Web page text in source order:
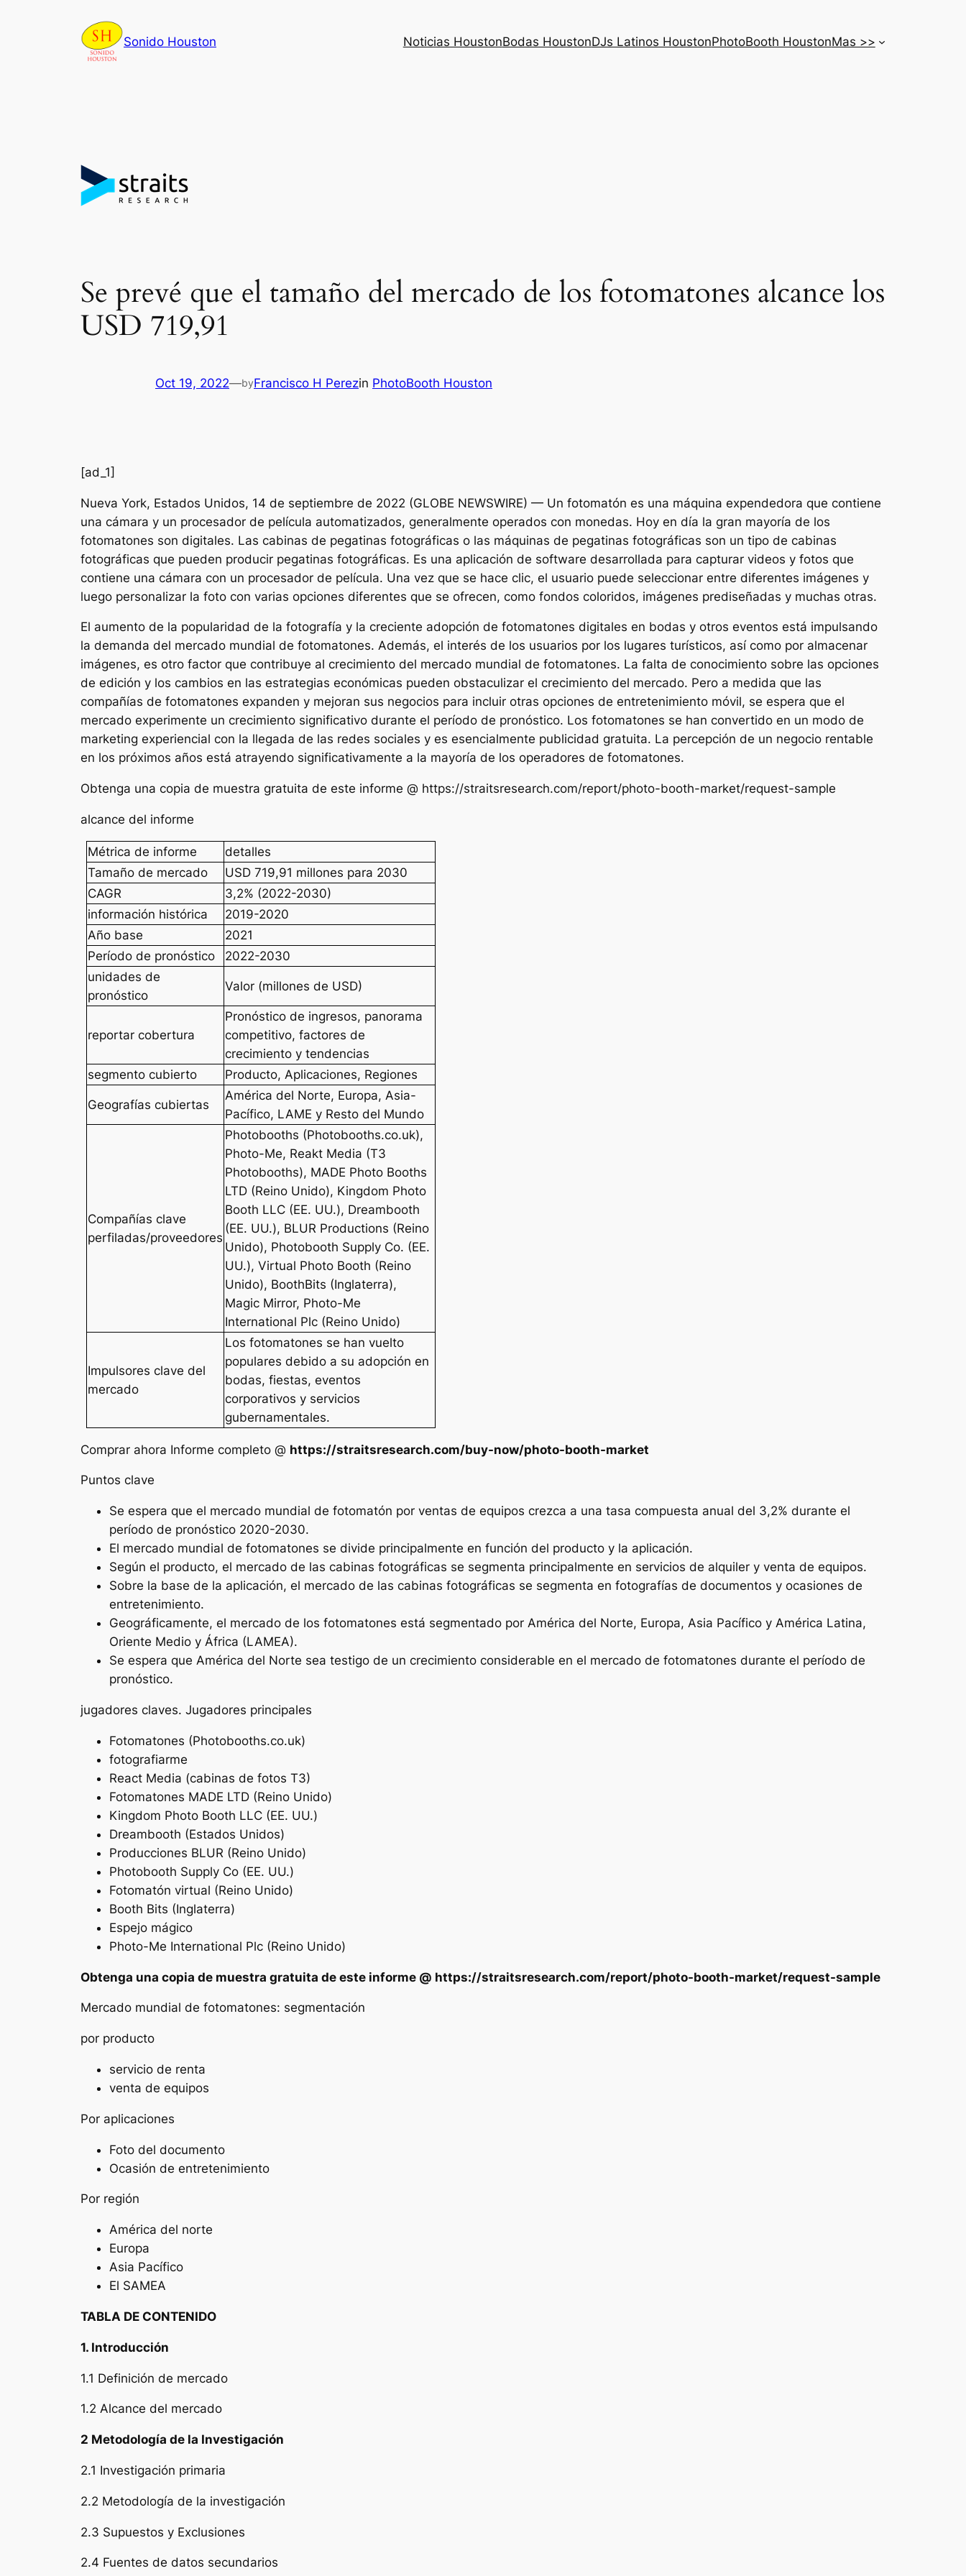
Sonido Houston Noticias HoustonBodas HoustonDJs Latinos HoustonPhotoBooth HoustonMas >>
Se prevé que el tamaño del mercado de los fotomatones alcance los
USD 719,91
Oct 19, 2022—byFrancisco H Perezin PhotoBooth Houston
[ad_1]
Nueva York, Estados Unidos, 14 de septiembre de 2022 (GLOBE NEWSWIRE) — Un fotomatón es una máquina expendedora que contiene
una cámara y un procesador de película automatizados, generalmente operados con monedas. Hoy en día la gran mayoría de los
fotomatones son digitales. Las cabinas de pegatinas fotográficas o las máquinas de pegatinas fotográficas son un tipo de cabinas
fotográficas que pueden producir pegatinas fotográficas. Es una aplicación de software desarrollada para capturar videos y fotos que
contiene una cámara con un procesador de película. Una vez que se hace clic, el usuario puede seleccionar entre diferentes imágenes y
luego personalizar la foto con varias opciones diferentes que se ofrecen, como fondos coloridos, imágenes prediseñadas y muchas otras.
El aumento de la popularidad de la fotografía y la creciente adopción de fotomatones digitales en bodas y otros eventos está impulsando
la demanda del mercado mundial de fotomatones. Además, el interés de los usuarios por los lugares turísticos, así como por almacenar
imágenes, es otro factor que contribuye al crecimiento del mercado mundial de fotomatones. La falta de conocimiento sobre las opciones
de edición y los cambios en las estrategias económicas pueden obstaculizar el crecimiento del mercado. Pero a medida que las
compañías de fotomatones expanden y mejoran sus negocios para incluir otras opciones de entretenimiento móvil, se espera que el
mercado experimente un crecimiento significativo durante el período de pronóstico. Los fotomatones se han convertido en un modo de
marketing experiencial con la llegada de las redes sociales y es esencialmente publicidad gratuita. La percepción de un negocio rentable
en los próximos años está atrayendo significativamente a la mayoría de los operadores de fotomatones.
Obtenga una copia de muestra gratuita de este informe @ https://straitsresearch.com/report/photo-booth-market/request-sample
alcance del informe
Métrica de informe
detalles
Tamaño de mercado
USD 719,91 millones para 2030
CAGR
3,2% (2022-2030)
información histórica
2019-2020
Año base
2021
Período de pronóstico
2022-2030
unidades de
pronóstico
Valor (millones de USD)
reportar cobertura
Pronóstico de ingresos, panorama
competitivo, factores de
crecimiento y tendencias
segmento cubierto
Producto, Aplicaciones, Regiones
Geografías cubiertas
América del Norte, Europa, Asia-
Pacífico, LAME y Resto del Mundo
Compañías clave
perfiladas/proveedores
Photobooths (Photobooths.co.uk),
Photo-Me, Reakt Media (T3
Photobooths), MADE Photo Booths
LTD (Reino Unido), Kingdom Photo
Booth LLC (EE. UU.), Dreambooth
(EE. UU.), BLUR Productions (Reino
Unido), Photobooth Supply Co. (EE.
UU.), Virtual Photo Booth (Reino
Unido), BoothBits (Inglaterra),
Magic Mirror, Photo-Me
International Plc (Reino Unido)
Impulsores clave del
mercado
Los fotomatones se han vuelto
populares debido a su adopción en
bodas, fiestas, eventos
corporativos y servicios
gubernamentales.
Comprar ahora Informe completo @ https://straitsresearch.com/buy-now/photo-booth-market
Puntos clave
Se espera que el mercado mundial de fotomatón por ventas de equipos crezca a una tasa compuesta anual del 3,2% durante el
período de pronóstico 2020-2030.
El mercado mundial de fotomatones se divide principalmente en función del producto y la aplicación.
Según el producto, el mercado de las cabinas fotográficas se segmenta principalmente en servicios de alquiler y venta de equipos.
Sobre la base de la aplicación, el mercado de las cabinas fotográficas se segmenta en fotografías de documentos y ocasiones de
entretenimiento.
Geográficamente, el mercado de los fotomatones está segmentado por América del Norte, Europa, Asia Pacífico y América Latina,
Oriente Medio y África (LAMEA).
Se espera que América del Norte sea testigo de un crecimiento considerable en el mercado de fotomatones durante el período de
pronóstico.
jugadores claves. Jugadores principales
Fotomatones (Photobooths.co.uk)
fotografiarme
React Media (cabinas de fotos T3)
Fotomatones MADE LTD (Reino Unido)
Kingdom Photo Booth LLC (EE. UU.)
Dreambooth (Estados Unidos)
Producciones BLUR (Reino Unido)
Photobooth Supply Co (EE. UU.)
Fotomatón virtual (Reino Unido)
Booth Bits (Inglaterra)
Espejo mágico
Photo-Me International Plc (Reino Unido)
Obtenga una copia de muestra gratuita de este informe @ https://straitsresearch.com/report/photo-booth-market/request-sample
Mercado mundial de fotomatones: segmentación
por producto
servicio de renta
venta de equipos
Por aplicaciones
Foto del documento
Ocasión de entretenimiento
Por región
América del norte
Europa
Asia Pacífico
El SAMEA
TABLA DE CONTENIDO
1. Introducción
1.1 Definición de mercado
1.2 Alcance del mercado
2 Metodología de la Investigación
2.1 Investigación primaria
2.2 Metodología de la investigación
2.3 Supuestos y Exclusiones
2.4 Fuentes de datos secundarios